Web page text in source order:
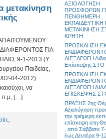
ΑΞΙΟΛΟΓΗΣΗ
ΠΡΟΣΦΟΡΩΝ
ΠΕΝΘΗΜΕΡΗ
ΜΕΤΑΚΙΝΗΣΗ
ΚΡΗΤΗ
ΠΡΟΣΚΛΗΣΗ
ΔΙΕΞΑΓΩΓΗ
Επίσκεψης
ΠΡΟΣΚΛΗΣΗ
ΔΙΕΞΑΓΩΓΗ
ΕΠΙΣΚΕΨΗΣ
ΠΡΑΞΗΣ 2ης
Αξιολόγηση
την τριήμερη
επίσκεψη στη
, από Σάββατο
έως Δευτέρα 9-
μετακίνηση
ΓΙΑ
9-1-2013 (Υ.
Παιδείας,
02-04-2012)
να
π.μ, […]